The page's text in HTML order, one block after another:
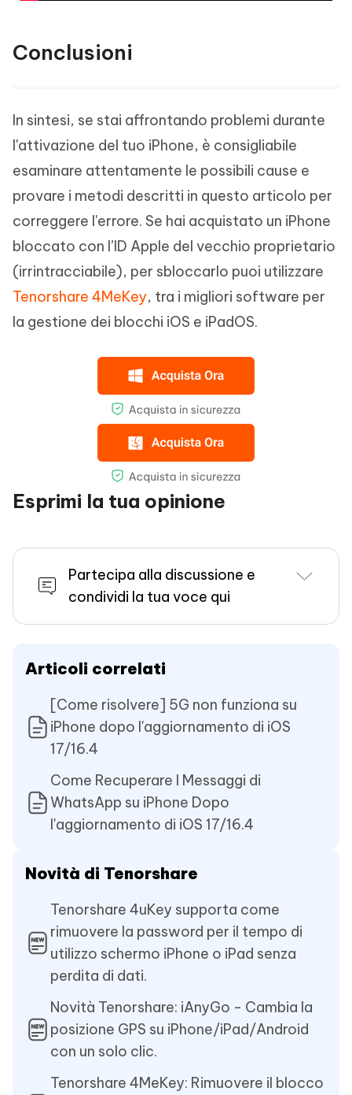
Conclusioni
In sintesi, se stai affrontando problemi durante
l'attivazione del tuo iPhone, è consigliabile
esaminare attentamente le possibili cause e
provare i metodi descritti in questo articolo per
correggere l'errore. Se hai acquistato un iPhone
bloccato con l’ID Apple del vecchio proprietario
(irrintracciabile), per sbloccarlo puoi utilizzare
Tenorshare 4MeKey, tra i migliori software per
la gestione dei blocchi iOS e iPadOS.
Esprimi la tua opinione
Partecipa alla discussione e
condividi la tua voce qui
Articoli correlati
[Come risolvere] 5G non funziona su
iPhone dopo l'aggiornamento di iOS
17/16.4
Come Recuperare I Messaggi di
WhatsApp su iPhone Dopo
l'aggiornamento di iOS 17/16.4
Novità di Tenorshare
Tenorshare 4uKey supporta come
rimuovere la password per il tempo di
utilizzo schermo iPhone o iPad senza
perdita di dati.
Novità Tenorshare: iAnyGo - Cambia la
posizione GPS su iPhone/iPad/Android
con un solo clic.
Tenorshare 4MeKey: Rimuovere il blocco